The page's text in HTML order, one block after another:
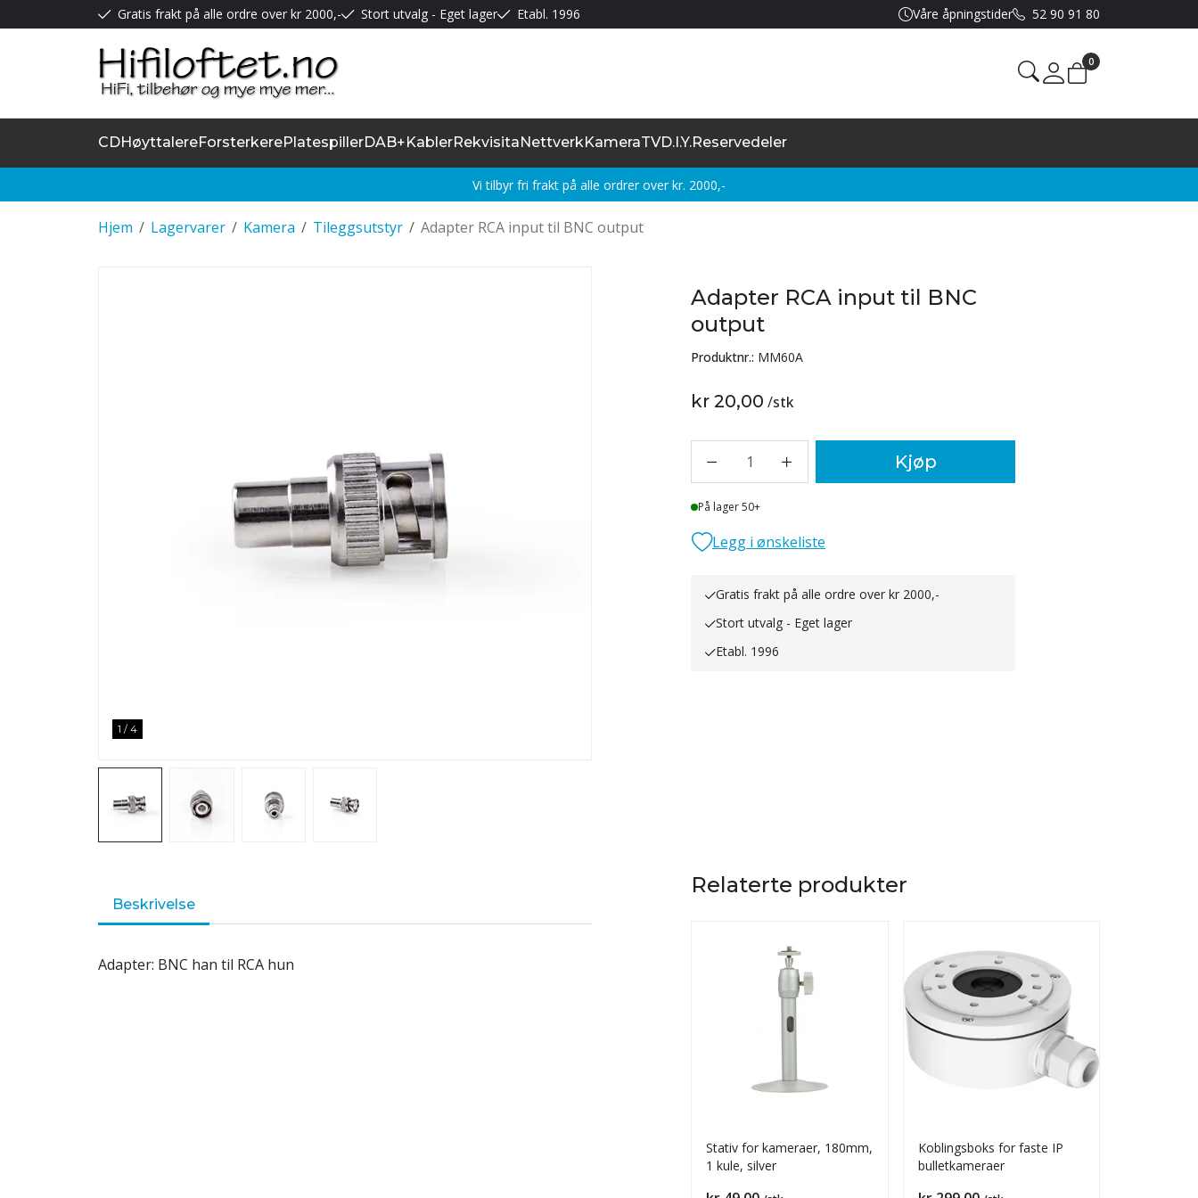
Gratis frakt på alle ordre over kr 2000,- Stort utvalg - Eget lager Etabl. 1996 Våre åpningstider 52 90 91 80
Mine sider
0
CDHøyttalereForsterkerePlatespillerDAB+KablerRekvisitaNettverkKameraTVD.I.Y.Reservedeler
Vi tilbyr fri frakt på alle ordrer over kr. 2000,-
/
Hjem /
Lagervarer /
Kamera /
Tileggsutstyr Adapter RCA input til BNC output
1 / 4
Adapter RCA input til BNC
output
Produktnr.: MM60A
kr 20,00 /stk
1 Kjøp
Lager
På lager 50+
Legg i ønskeliste
Gratis frakt på alle ordre over kr 2000,-
Stort utvalg - Eget lager
Etabl. 1996
Beskrivelse
Adapter: BNC han til RCA hun
Relaterte produkter
Stativ for kameraer, 180mm,
1 kule, silver
Koblingsboks for faste IP
bulletkameraer